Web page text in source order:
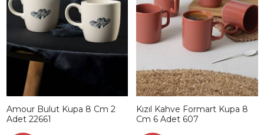
Amour Bulut Kupa 8 Cm 2
Adet 22661
Kızıl Kahve Formart Kupa 8
Cm 6 Adet 607